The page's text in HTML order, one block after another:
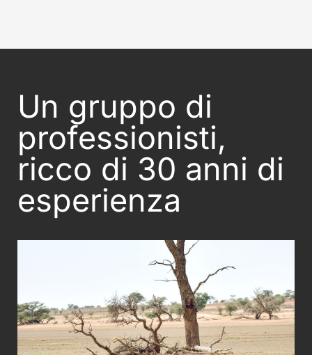
Un gruppo di
professionisti,
ricco di 30 anni di
esperienza